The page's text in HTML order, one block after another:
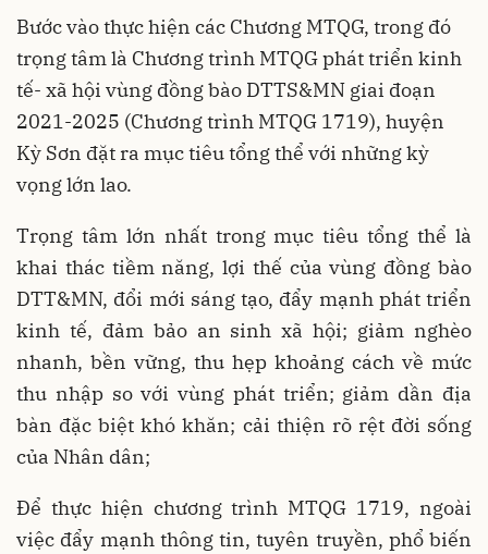
Bước vào thực hiện các Chương MTQG, trong đó
trọng tâm là Chương trình MTQG phát triển kinh
tế- xã hội vùng đồng bào DTTS&MN giai đoạn
2021-2025 (Chương trình MTQG 1719), huyện
Kỳ Sơn đặt ra mục tiêu tổng thể với những kỳ
vọng lớn lao.
Trọng tâm lớn nhất trong mục tiêu tổng thể là
khai thác tiềm năng, lợi thế của vùng đồng bào
DTT&MN, đổi mới sáng tạo, đẩy mạnh phát triển
kinh tế, đảm bảo an sinh xã hội; giảm nghèo
nhanh, bền vững, thu hẹp khoảng cách về mức
thu nhập so với vùng phát triển; giảm dần địa
bàn đặc biệt khó khăn; cải thiện rõ rệt đời sống
của Nhân dân;
Để thực hiện chương trình MTQG 1719, ngoài
việc đẩy mạnh thông tin, tuyên truyền, phổ biến